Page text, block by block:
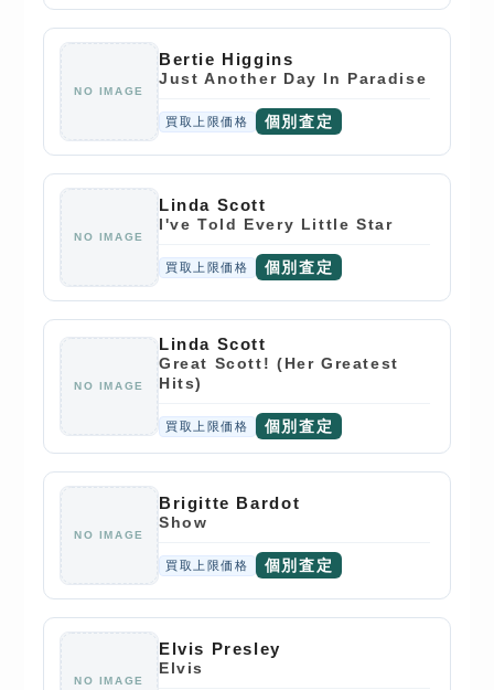
NO IMAGE
Bertie Higgins
Just Another Day In Paradise
買取上限価格 個別査定
NO IMAGE
Linda Scott
I've Told Every Little Star
買取上限価格 個別査定
NO IMAGE
Linda Scott
Great Scott! (Her Greatest
Hits)
買取上限価格 個別査定
NO IMAGE
Brigitte Bardot
Show
買取上限価格 個別査定
NO IMAGE
Elvis Presley
Elvis